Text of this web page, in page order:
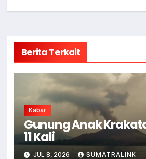
Berita Terkait
Kabar
Gunung Anak
11 Kali
JUL 8, 2026 SUMATRALINK